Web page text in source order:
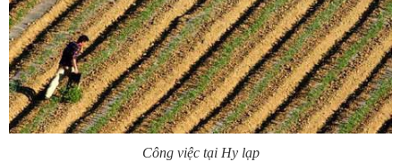
Công việc tại Hy lạp